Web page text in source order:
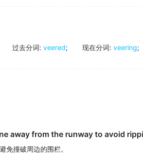
过去分词: veered; 现在分词: veering;
away from the runway to avoid
免撞破周边的围栏。